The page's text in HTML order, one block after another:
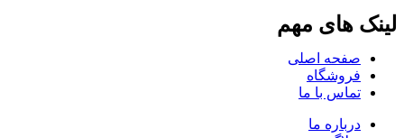
لینک های مهم
صفحه اصلی
فروشگاه
تماس با ما
درباره ما